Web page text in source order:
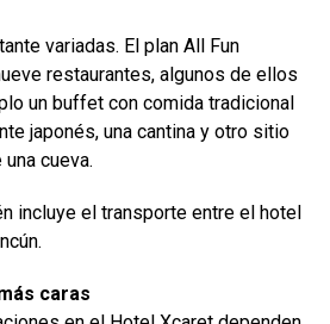
variadas. El plan All Fun
restaurantes, algunos de ellos
un buffet con comida tradicional
japonés, una cantina y otro sitio
cueva.
incluye el transporte entre el hotel
caras